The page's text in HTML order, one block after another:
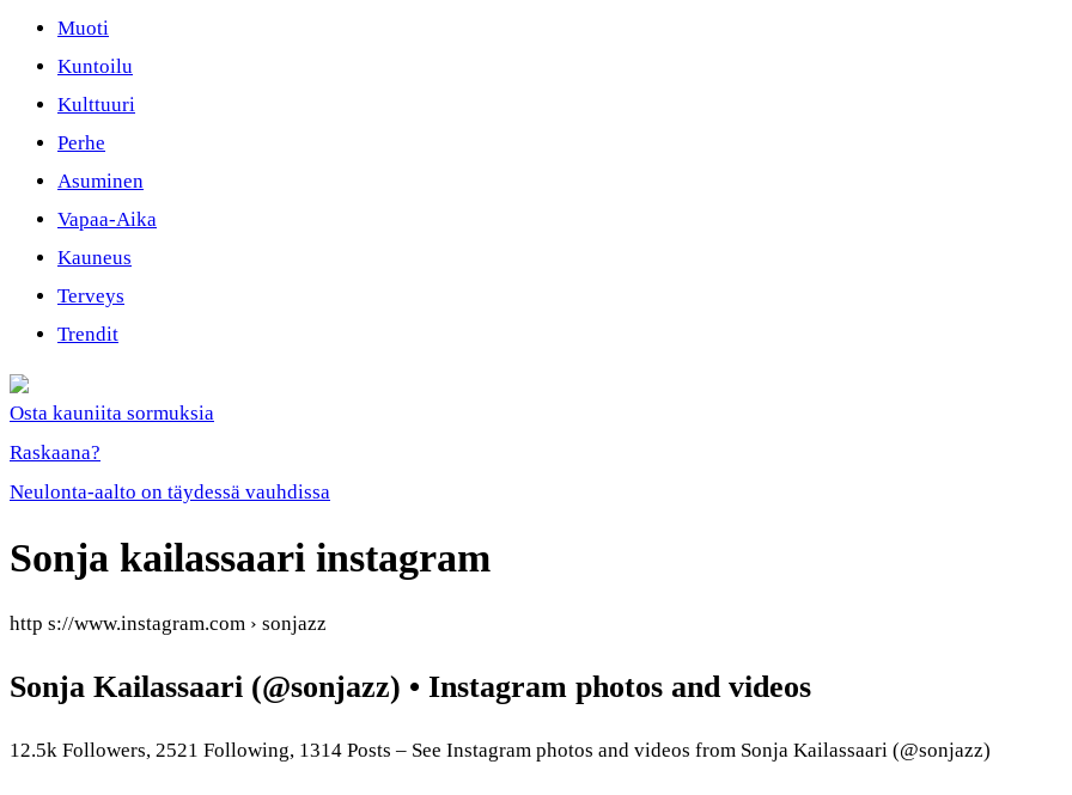
Muoti
Kuntoilu
Kulttuuri
Perhe
Asuminen
Vapaa-Aika
Kauneus
Terveys
Trendit
Osta kauniita sormuksia
Raskaana?
Neulonta-aalto on täydessä vauhdissa
Sonja kailassaari instagram
http s://www.instagram.com › sonjazz
Sonja Kailassaari (@sonjazz) • Instagram photos and videos
12.5k Followers, 2521 Following, 1314 Posts – See Instagram photos and videos from Sonja Kailassaari (@sonjazz)